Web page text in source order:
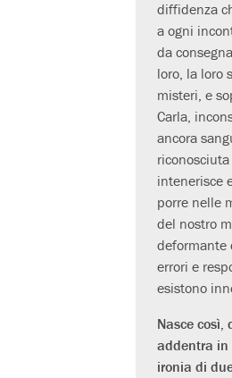
diffidenza
a ogni
da
loro, la loro
misteri, e
Carla,
ancora
intenerisce
porre nelle
del nostro
deformante
errori e
esistono
Nasce
addentra in
ironia di